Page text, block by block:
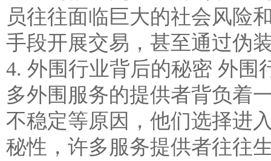
员往往面临巨大的社会风险
手段开展交易，甚至通过伪
4. 外围行业背后的秘密 外围
多外围服务的提供者背负着
不稳定等原因，他们选择进
秘性，许多服务提供者往往